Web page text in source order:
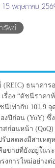
พฤษภาคม
รัพย์
ธนาคาร
รื่อง “ดัชนีราคา
นีเท่ากับ 101.9
งปีก่อน (YoY) ซึ่
สก่อนหน้า
รับลดลงมีสาเหตุ
ขายที่ยังอยู่ในร
งการใหม่อย่างต่